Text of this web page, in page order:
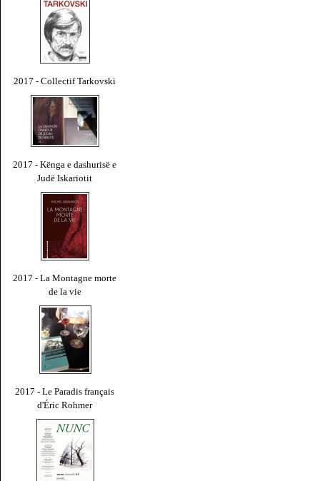
2017 - Collectif Tarkovski
2017 - Kënga e dashurisë e
Judë Iskariotit
2017 - La Montagne morte
de la vie
2017 - Le Paradis français
d'Éric Rohmer